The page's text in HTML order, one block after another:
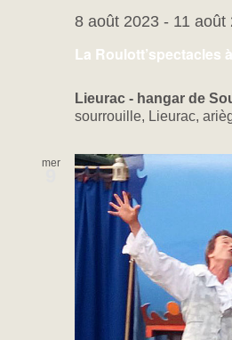
La Roulott’spectacles
8 août 2023 - 11 août
Lieurac - hangar de
sourrouille, Lieurac,
mer